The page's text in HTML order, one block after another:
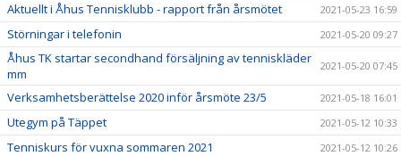
Aktuellt i Åhus Tennisklubb - rapport från årsmötet 2021-05-23 16:59
Störningar i telefonin 2021-05-20 09:27
Åhus TK startar secondhand försäljning av tenniskläder
mm
2021-05-20 07:45
Verksamhetsberättelse 2020 inför årsmöte 23/5 2021-05-18 16:01
Utegym på Täppet 2021-05-12 10:33
Tenniskurs för vuxna sommaren 2021 2021-05-12 10:26